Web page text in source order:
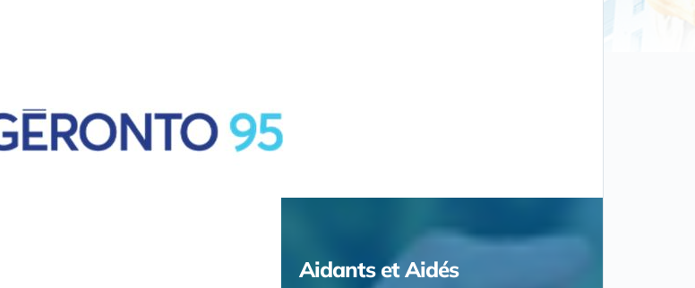
Aidants et Aidés